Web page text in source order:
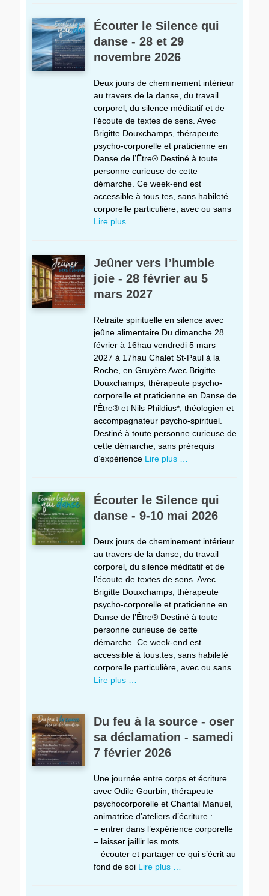
Écouter le Silence qui
danse - 28 et 29
novembre 2026
Deux jours de cheminement intérieur
au travers de la danse, du travail
corporel, du silence méditatif et de
l’écoute de textes de sens. Avec
Brigitte Douxchamps, thérapeute
psycho-corporelle et praticienne en
Danse de l’Être® Destiné à toute
personne curieuse de cette
démarche. Ce week-end est
accessible à tous.tes, sans habileté
corporelle particulière, avec ou sans
Lire plus …
Jeûner vers l’humble
joie - 28 février au 5
mars 2027
Retraite spirituelle en silence avec
jeûne alimentaire Du dimanche 28
février à 16hau vendredi 5 mars
2027 à 17hau Chalet St-Paul à la
Roche, en Gruyère Avec Brigitte
Douxchamps, thérapeute psycho-
corporelle et praticienne en Danse de
l’Être® et Nils Phildius*, théologien et
accompagnateur psycho-spirituel.
Destiné à toute personne curieuse de
cette démarche, sans prérequis
d’expérience Lire plus …
Écouter le Silence qui
danse - 9-10 mai 2026
Deux jours de cheminement intérieur
au travers de la danse, du travail
corporel, du silence méditatif et de
l’écoute de textes de sens. Avec
Brigitte Douxchamps, thérapeute
psycho-corporelle et praticienne en
Danse de l’Être® Destiné à toute
personne curieuse de cette
démarche. Ce week-end est
accessible à tous.tes, sans habileté
corporelle particulière, avec ou sans
Lire plus …
Du feu à la source - oser
sa déclamation - samedi
7 février 2026
Une journée entre corps et écriture
avec Odile Gourbin, thérapeute
psychocorporelle et Chantal Manuel,
animatrice d’ateliers d’écriture :
– entrer dans l’expérience corporelle
– laisser jaillir les mots
– écouter et partager ce qui s’écrit au
fond de soi Lire plus …